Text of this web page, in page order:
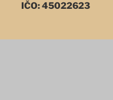
IČO: 45022623